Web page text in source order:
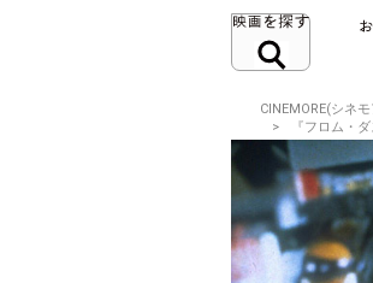
CINEMORE(シネ
『フロム・